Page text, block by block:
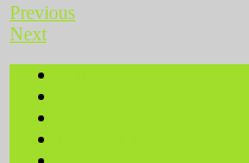
Previous
Next